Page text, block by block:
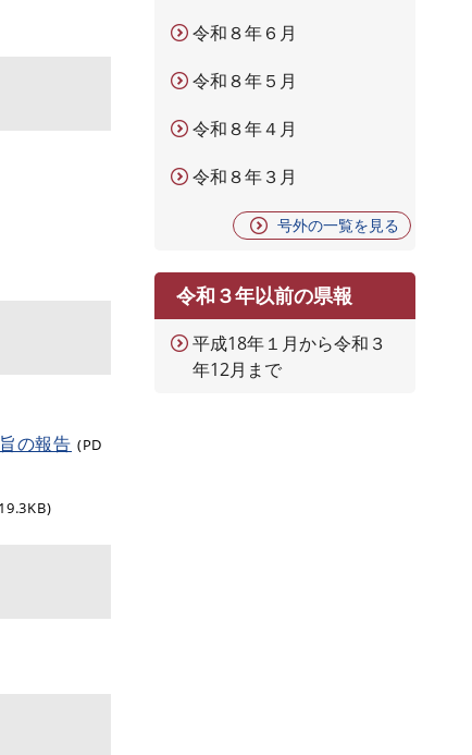
の報告 (PD
令和８年６月
令和８年５月
令和８年４月
令和８年３月
号外の一覧を見る
令和３年以前の県報
平成18年１月から令和３
年12月まで